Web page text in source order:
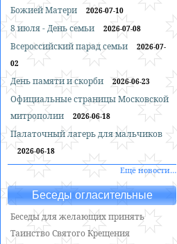
Божией Матери
2026-07-10
8 июля - День семьи 2026-07-08
Всероссийский парад семьи
2026-07-
02
День памяти и скорби 2026-06-23
Официальные страницы Московской
митрополии
2026-06-18
Палаточный лагерь для мальчиков
2026-06-18
Ещё новости…
Беседы огласительные
Беседы для желающих принять
Таинство Святого Крещения